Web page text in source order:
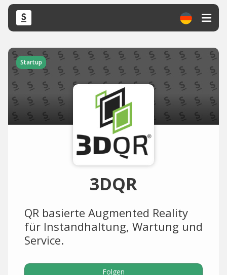
Startup
3DQR
QR basierte Augmented Reality
für Instandhaltung, Wartung und
Service.
Folgen